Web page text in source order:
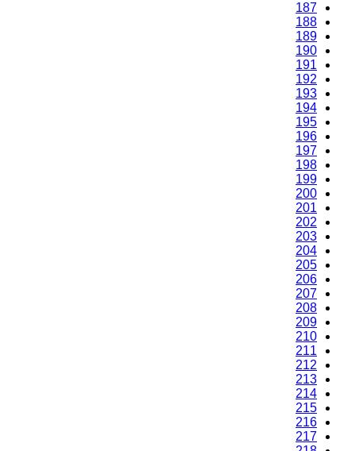
187
188
189
190
191
192
193
194
195
196
197
198
199
200
201
202
203
204
205
206
207
208
209
210
211
212
213
214
215
216
217